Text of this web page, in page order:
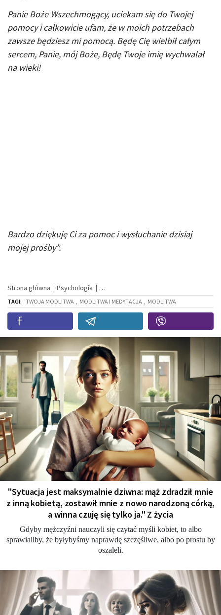
Panie Boże Wszechmogący, uciekam się do Twojej
pomocy i całkowicie ufam, że w moich potrzebach
zawsze będziesz mi pomocą. Będę Cię wielbił całym
sercem, Panie, mój Boże, Będę Twoje imię wychwalał
na wieki!
Bardzo dziękuję Ci za pomoc i wysłuchanie dzisiaj
mojej prośby”.
Strona główna Psychologia
TAGI: TWOJA MODLITWA , MODLITWA I MEDYTACJA , MODLITWA
"Sytuacja jest maksymalnie dziwna: mąż zdradził mnie
z inną kobietą, zostawił mnie z nowo narodzoną córką,
a winna czuję się tylko ja." Z życia
Gdyby mężczyźni nauczyli się czytać myśli kobiet, to albo
sprawialiby, że byłybyśmy naprawdę szczęśliwe, albo po prostu by
oszaleli.